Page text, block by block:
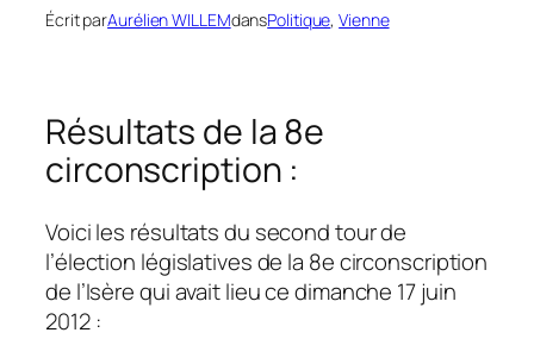
Écrit parAurélien WILLEMdansPolitique, Vienne
Résultats de la 8e
circonscription :
Voici les résultats du second tour de
l’élection législatives de la 8e circonscription
de l’Isère qui avait lieu ce dimanche 17 juin
2012 :